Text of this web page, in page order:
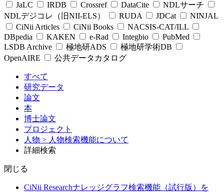
JaLC
IRDB Crossref DataCite
NDLサーチ
NDLデジコレ（旧NII-ELS）
RUDA JDCat
NINJAL
CiNii Articles
CiNii Books
NACSIS-CAT/ILL
DBpedia
KAKEN e-Rad Integbio
PubMed
LSDB Archive
極地研ADS
極地研学術DB
OpenAIRE
公共データカタログ
すべて
研究データ
論文
本
博士論文
プロジェクト
人物 > 人物検索機能について
詳細検索
閉じる
CiNii Researchナレッジグラフ検索機能（試行版）を